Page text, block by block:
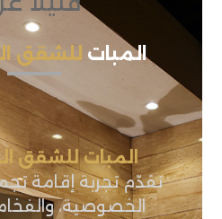
المبات للشقق
المبات للشقق
نقدّم تجربة إقامة
الخصوصية،